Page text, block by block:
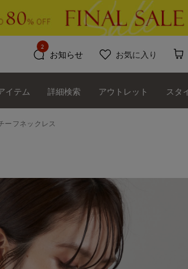
お知らせ
2
お気に入り
イテム 詳細検索 アウトレット スタ
ーフネックレス